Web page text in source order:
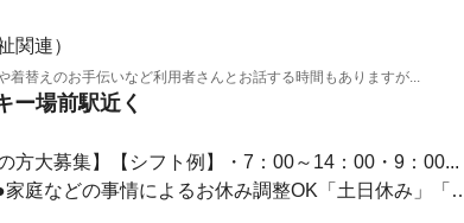
関連）
着替えのお手伝いなど利用者さんとお話する時間もありますが...
ー場前駅近く
方大募集】【シフト例】・7：00～14：00・9：00...
●希望のお休みをご相談ください！●家庭などの事